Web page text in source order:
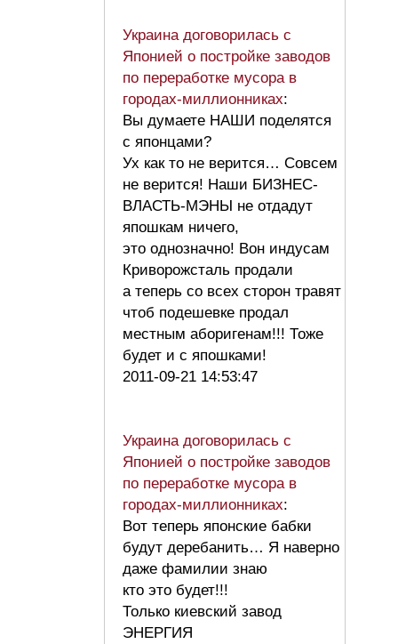
Украина договорилась с
Японией о постройке заводов
по переработке мусора в
городах-миллионниках:
Вы думаете НАШИ поделятся
с японцами?
Ух как то не верится… Совсем
не верится! Наши БИЗНЕС-
ВЛАСТЬ-МЭНЫ не отдадут
япошкам ничего,
это однозначно! Вон индусам
Криворожсталь продали
а теперь со всех сторон травят
чтоб подешевке продал
местным аборигенам!!! Тоже
будет и с япошками!
2011-09-21 14:53:47
Украина договорилась с
Японией о постройке заводов
по переработке мусора в
городах-миллионниках:
Вот теперь японские бабки
будут деребанить… Я наверно
даже фамилии знаю
кто это будет!!!
Только киевский завод
ЭНЕРГИЯ